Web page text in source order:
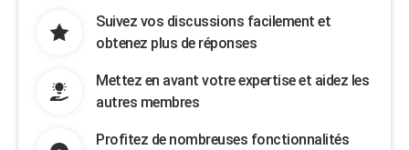
Suivez vos discussions facilement et
obtenez plus de réponses
Mettez en avant votre expertise et aidez les
autres membres
Profitez de nombreuses fonctionnalités